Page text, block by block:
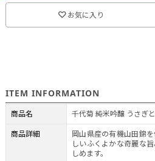
お気に入り
ITEM INFORMATION
商品名
千代菊 純米吟醸 うさぎ
商品詳細
岡山県産の有機山田錦
しいふくよかな奇麗な
しめます。